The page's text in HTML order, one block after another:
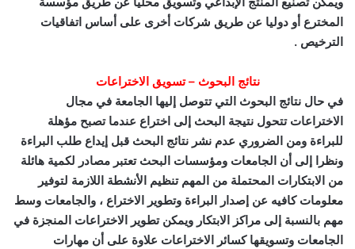
المخترع أو دوليا عن طريق شركات أخرى على أساس اتفاقيات
الترخيص .
نتائج البحوث – تسويق الاختراعات
في حال نتائج البحوث التي تتوصل إليها الجامعة في مجال
الاختراعات تتحول نتيجة البحث إلى اختراع عندما تصبح مؤهلة
للبراءة ومن الضروري عدم نشر نتائج البحث قبل إيداع طلب البراءة
ونظرا إلى أن الجامعات ومؤسسات البحث تعتبر مصادر لكمية هائلة
من الابتكارات المحتملة من المهم تنظيم الأنشطة اللازمة لتوفير
معلومات كافيه عن إصدار البراءة وتطوير الاختراع ، والجامعات وسط
مهم بالنسبة إلى مراكز الابتكار ويمكن تطوير الاختراعات المنجزة في
الجامعات وتسويقها كسائر الاختراعات علاوة على أن مهارات